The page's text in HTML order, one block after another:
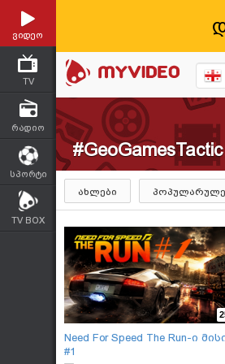
ვიდეო
TV
რადიო
სპორტი
TV BOX
#GeoGamesTactic
ახლები
Need For Speed The Run-ი
#1